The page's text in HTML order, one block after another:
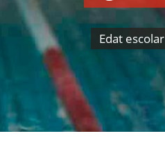
Edat escolar